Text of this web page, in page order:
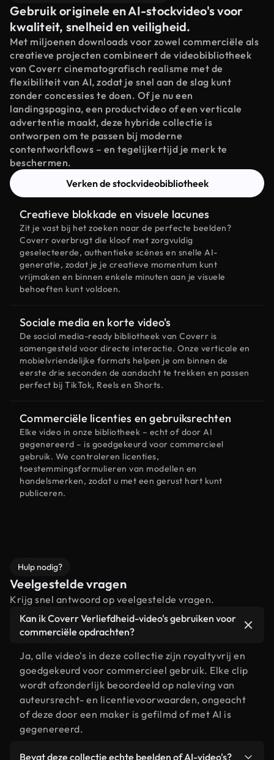
Gebruik originele en AI-stockvideo's voor
kwaliteit, snelheid en veiligheid.
Met miljoenen downloads voor zowel commerciële als
creatieve projecten combineert de videobibliotheek
van Coverr cinematografisch realisme met de
flexibiliteit van AI, zodat je snel aan de slag kunt
zonder concessies te doen. Of je nu een
landingspagina, een productvideo of een verticale
advertentie maakt, deze hybride collectie is
ontworpen om te passen bij moderne
contentworkflows – en tegelijkertijd je merk te
beschermen.
Verken de stockvideobibliotheek
Creatieve blokkade en visuele lacunes
Zit je vast bij het zoeken naar de perfecte beelden?
Coverr overbrugt die kloof met zorgvuldig
geselecteerde, authentieke scènes en snelle AI-
generatie, zodat je je creatieve momentum kunt
vrijmaken en binnen enkele minuten aan je visuele
behoeften kunt voldoen.
Sociale media en korte video's
De social media-ready bibliotheek van Coverr is
samengesteld voor directe interactie. Onze verticale en
mobielvriendelijke formats helpen je om binnen de
eerste drie seconden de aandacht te trekken en passen
perfect bij TikTok, Reels en Shorts.
Commerciële licenties en gebruiksrechten
Elke video in onze bibliotheek – echt of door AI
gegenereerd – is goedgekeurd voor commercieel
gebruik. We controleren licenties,
toestemmingsformulieren van modellen en
handelsmerken, zodat u met een gerust hart kunt
publiceren.
Hulp nodig?
Veelgestelde vragen
Krijg snel antwoord op veelgestelde vragen.
Kan ik Coverr Verliefdheid-video's gebruiken voor
commerciële opdrachten?
Ja, alle video's in deze collectie zijn royaltyvrij en
goedgekeurd voor commercieel gebruik. Elke clip
wordt afzonderlijk beoordeeld op naleving van
auteursrecht- en licentievoorwaarden, ongeacht
of deze door een maker is gefilmd of met AI is
gegenereerd.
Bevat deze collectie echte beelden of AI-video's?